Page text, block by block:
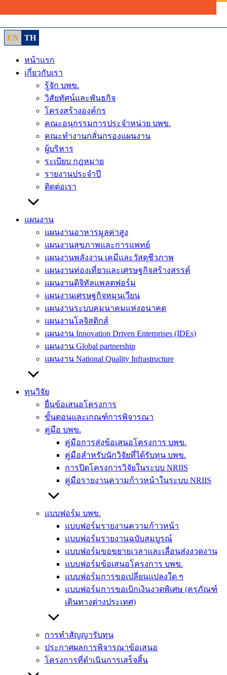
to
content
EN
TH
หน้าแรก
เกี่ยวกับเรา
รู้จัก บพข.
วิสัยทัศน์และพันธกิจ
โครงสร้างองค์กร
คณะอนุกรรมการประจำหน่วย บพข.
คณะทำงานกลั่นกรองแผนงาน
ผู้บริหาร
ระเบียบ กฎหมาย
รายงานประจำปี
ติดต่อเรา
แผนงาน
แผนงานอาหารมูลค่าสูง
แผนงานสุขภาพและการแพทย์
แผนงานพลังงาน เคมีและวัสดุชีวภาพ
แผนงานท่องเที่ยวและเศรษฐกิจสร้างสรรค์
แผนงานดิจิทัลแพลตฟอร์ม
แผนงานเศรษฐกิจหมุนเวียน
แผนงานระบบคมนาคมแห่งอนาคต
แผนงานโลจิสติกส์
แผนงาน Innovation Driven Enterprises (IDEs)
แผนงาน Global partnership
แผนงาน National Quality Infrastructure
ทุนวิจัย
ยื่นข้อเสนอโครงการ
ขั้นตอนและเกณฑ์การพิจารณา
คู่มือ บพข.
คู่มือการส่งข้อเสนอโครงการ บพข.
คู่มือสำหรับนักวิจัยที่ได้รับทุน บพข.
การปิดโครงการวิจัยในระบบ NRIIS
คู่มือรายงานความก้าวหน้าในระบบ NRIIS
แบบฟอร์ม บพข.
แบบฟอร์มรายงานความก้าวหน้า
แบบฟอร์มรายงานฉบับสมบูรณ์
แบบฟอร์มขอขยายเวลาและเลื่อนส่งงวดงาน
แบบฟอร์มข้อเสนอโครงการ บพข.
แบบฟอร์มการขอเปลี่ยนแปลงใด ๆ
แบบฟอร์มการขอเบิกเงินงวดพิเศษ (ครุภัณฑ์
เดินทางต่างประเทศ)
การทำสัญญารับทุน
ประกาศผลการพิจารณาข้อเสนอ
โครงการที่ดำเนินการเสร็จสิ้น